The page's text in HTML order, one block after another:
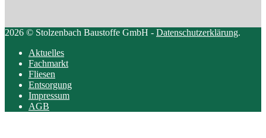
2026 © Stolzenbach Baustoffe GmbH - Datenschutzerklärung.
Aktuelles
Fachmarkt
Fliesen
Entsorgung
Impressum
AGB